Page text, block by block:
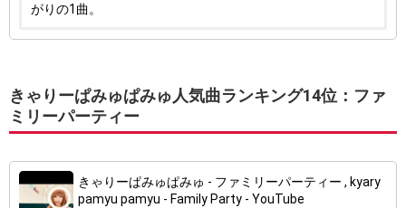
がりの1曲。
きゃりーぱみゅぱみゅ人気曲ランキング14位：ファ
ミリーパーティー
きゃりーぱみゅぱみゅ - ファミリーパーティー , kyary
pamyu pamyu - Family Party - YouTube